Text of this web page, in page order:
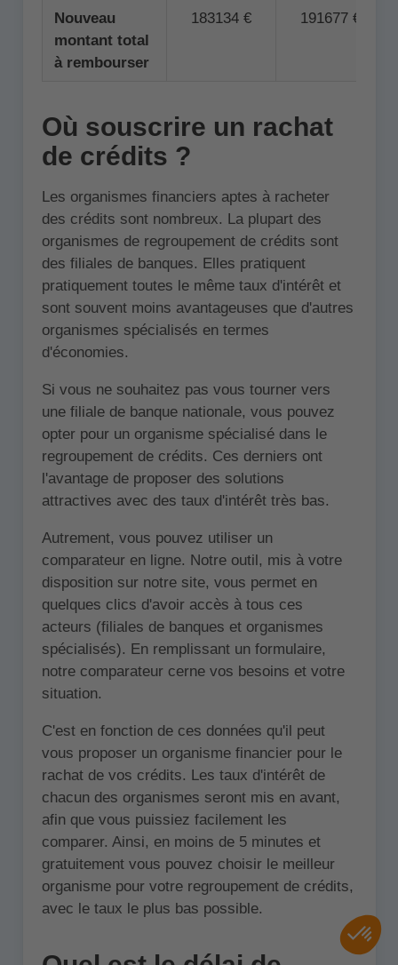
Nouveau
montant total
à rembourser
183134 € 191677 €
Où souscrire un rachat
de crédits ?
Les organismes financiers aptes à racheter
des crédits sont nombreux. La plupart des
organismes de regroupement de crédits sont
des filiales de banques. Elles pratiquent
pratiquement toutes le même taux d'intérêt et
sont souvent moins avantageuses que d'autres
organismes spécialisés en termes
d'économies.
Si vous ne souhaitez pas vous tourner vers
une filiale de banque nationale, vous pouvez
opter pour un organisme spécialisé dans le
regroupement de crédits. Ces derniers ont
l'avantage de proposer des solutions
attractives avec des taux d'intérêt très bas.
Autrement, vous pouvez utiliser un
comparateur en ligne. Notre outil, mis à votre
disposition sur notre site, vous permet en
quelques clics d'avoir accès à tous ces
acteurs (filiales de banques et organismes
spécialisés). En remplissant un formulaire,
notre comparateur cerne vos besoins et votre
situation.
C'est en fonction de ces données qu'il peut
vous proposer un organisme financier pour le
rachat de vos crédits. Les taux d'intérêt de
chacun des organismes seront mis en avant,
afin que vous puissiez facilement les
comparer. Ainsi, en moins de 5 minutes et
gratuitement vous pouvez choisir le meilleur
organisme pour votre regroupement de crédits,
avec le taux le plus bas possible.